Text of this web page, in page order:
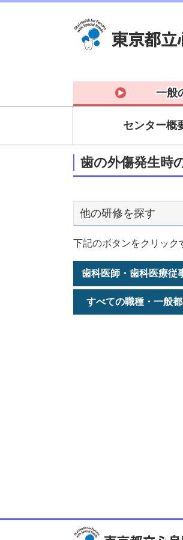
一般
センター概
歯の外傷発生時
他の研修を探す
下記のボタンをクリック
歯科医師・歯科医療従
すべての職種・一般